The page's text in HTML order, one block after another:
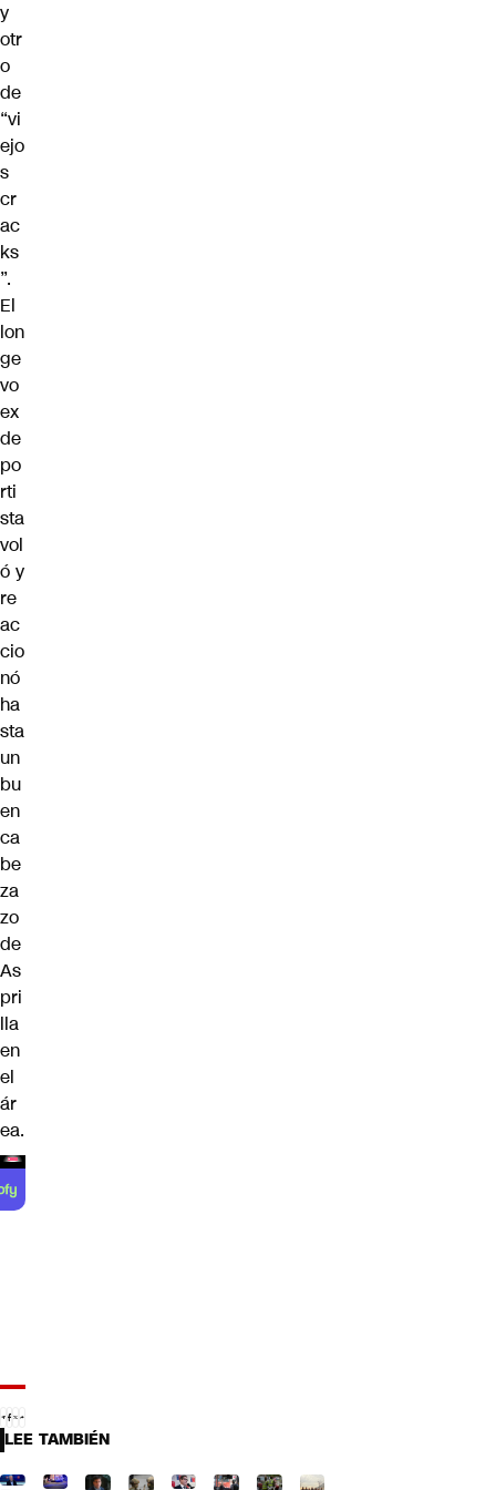
y
otr
o
de
“vi
ejo
s
cr
ac
ks
”.
El
lon
ge
vo
ex
de
po
rti
sta
vol
ó y
re
ac
cio
nó
ha
sta
un
bu
en
ca
be
za
zo
de
As
pri
lla
en
el
ár
ea.
LEE TAMBIÉN